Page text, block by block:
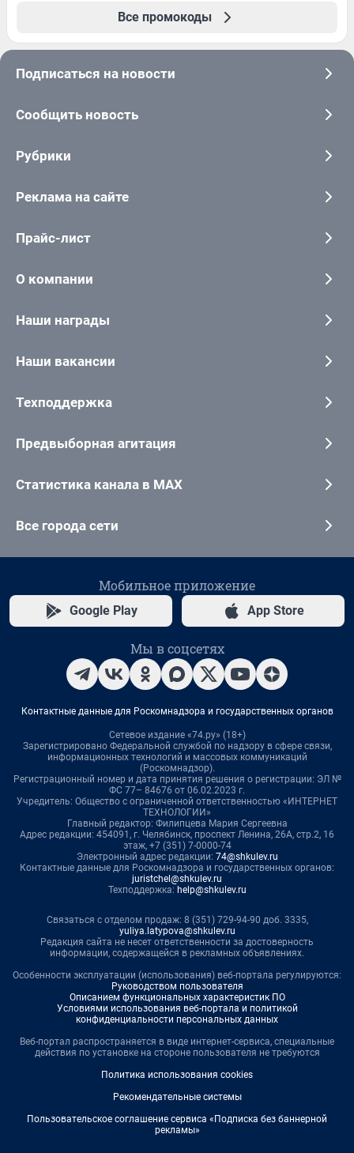
Все промокоды
Подписаться на новости
Сообщить новость
Рубрики
Реклама на сайте
Прайс-лист
О компании
Наши награды
Наши вакансии
Техподдержка
Предвыборная агитация
Статистика канала в MAX
Все города сети
Мобильное приложение
Google Play App Store
Мы в соцсетях
Контактные данные для Роскомнадзора и государственных органов
Сетевое издание «74.ру» (18+)
Зарегистрировано Федеральной службой по надзору в сфере связи,
информационных технологий и массовых коммуникаций
(Роскомнадзор).
Регистрационный номер и дата принятия решения о регистрации: ЭЛ №
ФС 77– 84676 от 06.02.2023 г.
Учредитель: Общество с ограниченной ответственностью «ИНТЕРНЕТ
ТЕХНОЛОГИИ»
Главный редактор: Филипцева Мария Сергеевна
Адрес редакции: 454091, г. Челябинск, проспект Ленина, 26А, стр.2, 16
этаж, +7 (351) 7-0000-74
Электронный адрес редакции: 74@shkulev.ru
Контактные данные для Роскомнадзора и государственных органов:
juristchel@shkulev.ru
Техподдержка: help@shkulev.ru
Связаться с отделом продаж: 8 (351) 729-94-90 доб. 3335,
yuliya.latypova@shkulev.ru
Редакция сайта не несет ответственности за достоверность
информации, содержащейся в рекламных объявлениях.
Особенности эксплуатации (использования) веб-портала регулируются:
Руководством пользователя
Описанием функциональных характеристик ПО
Условиями использования веб-портала и политикой
конфиденциальности персональных данных
Веб-портал распространяется в виде интернет-сервиса, специальные
действия по установке на стороне пользователя не требуются
Политика использования cookies
Рекомендательные системы
Пользовательское соглашение сервиса «Подписка без баннерной
рекламы»